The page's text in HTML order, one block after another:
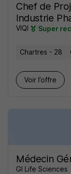
Chef de
Industrie
VIQI Super
Chartres - 28
Voir l’offre
Médecin
GI Life Sciences